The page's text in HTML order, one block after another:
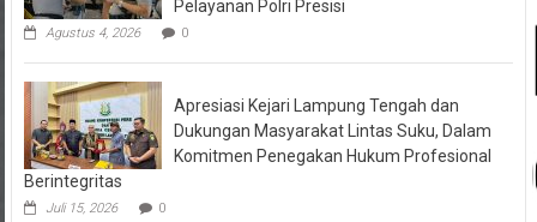
Pelayanan Polri Presisi
Agustus 4, 2026 0
Apresiasi Kejari Lampung Tengah dan
Dukungan Masyarakat Lintas Suku, Dalam
Komitmen Penegakan Hukum Profesional
Berintegritas
Juli 15, 2026 0